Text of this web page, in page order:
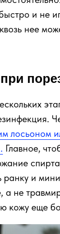
и не
нее
лосьоном
Главное,
ранку и
а не
кожу еще